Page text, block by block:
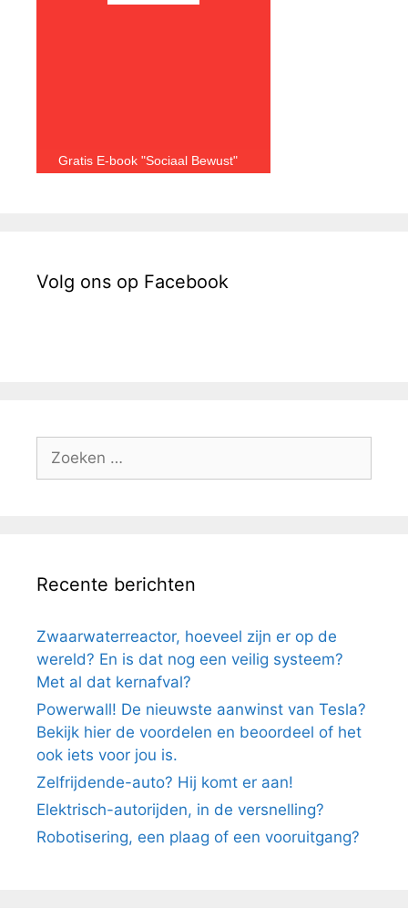
Gratis E-book "Sociaal Bewust"
Volg ons op Facebook
Zoek
Recente berichten
Zwaarwaterreactor, hoeveel zijn er op de
wereld? En is dat nog een veilig systeem?
Met al dat kernafval?
Powerwall! De nieuwste aanwinst van Tesla?
Bekijk hier de voordelen en beoordeel of het
ook iets voor jou is.
Zelfrijdende-auto? Hij komt er aan!
Elektrisch-autorijden, in de versnelling?
Robotisering, een plaag of een vooruitgang?